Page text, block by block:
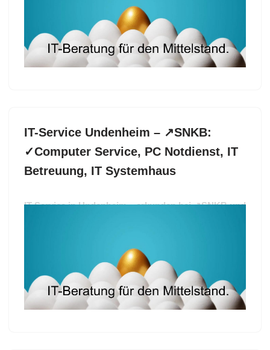
Service, ✓IT-Service, ✓IT Betreuung, ✓PC Notdienst
oder ✓IT Systemhaus für Erzhausen? ➡️ SNKB, Ihr
IT Profi. Wir machen den Unterschied ✉.
IT-Service Undenheim – ↗️SNKB:
✓Computer Service, PC Notdienst, IT
Betreuung, IT Systemhaus
IT-Service in Undenheim – erkunden bei ↗️SNKB und
Betreuung, ✓Computer Service, ✓PC Notdienst
oder ✓IT Systemhaus für Undenheim? ➡️ SNKB, Ihr
IT Experte. Treten Sie in Kontakt mit uns ✉.